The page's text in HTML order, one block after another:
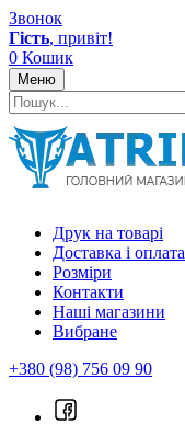
Звонок
Гість, привіт!
0 Кошик
Меню
Друк на товарі
Доставка і оплата
Розміри
Контакти
Наші магазини
Вибране
+380 (98) 756 09 90